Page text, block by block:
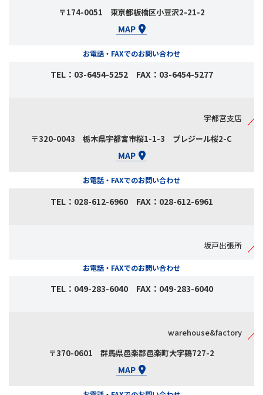
〒174-0051 東京都板橋区小豆沢2-21-2
お電話・FAXでのお問い合わせ
TEL：03-6454-5252 FAX：03-6454-5277
宇都宮支店
〒320-0043 栃木県宇都宮市桜1-1-3 プレジール桜2-C
お電話・FAXでのお問い合わせ
TEL：028-612-6960 FAX：028-612-6961
坂戸出張所
お電話・FAXでのお問い合わせ
TEL：049-283-6040 FAX：049-283-6040
warehouse&factory
〒370-0601 群馬県邑楽郡邑楽町大字鶉727-2